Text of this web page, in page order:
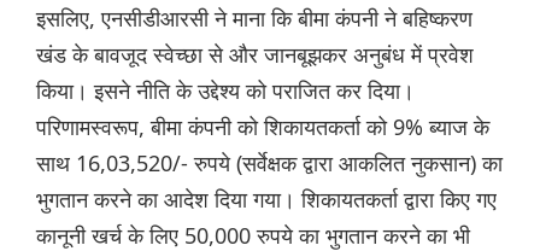
इसलिए, एनसीडीआरसी ने माना कि बीमा कंपनी ने बहिष्करण
खंड के बावजूद स्वेच्छा से और जानबूझकर अनुबंध में प्रवेश
किया। इसने नीति के उद्देश्य को पराजित कर दिया।
परिणामस्वरूप, बीमा कंपनी को शिकायतकर्ता को 9% ब्याज के
साथ 16,03,520/- रुपये (सर्वेक्षक द्वारा आकलित नुकसान) का
भुगतान करने का आदेश दिया गया। शिकायतकर्ता द्वारा किए गए
कानूनी खर्च के लिए 50,000 रुपये का भुगतान करने का भी